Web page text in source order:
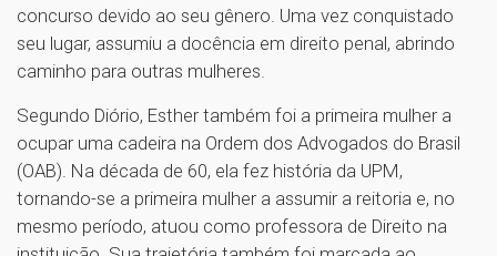
concurso devido ao seu gênero. Uma vez conquistado
seu lugar, assumiu a docência em direito penal, abrindo
caminho para outras mulheres.
Segundo Diório, Esther também foi a primeira mulher a
ocupar uma cadeira na Ordem dos Advogados do Brasil
(OAB). Na década de 60, ela fez história da UPM,
tornando-se a primeira mulher a assumir a reitoria e, no
mesmo período, atuou como professora de Direito na